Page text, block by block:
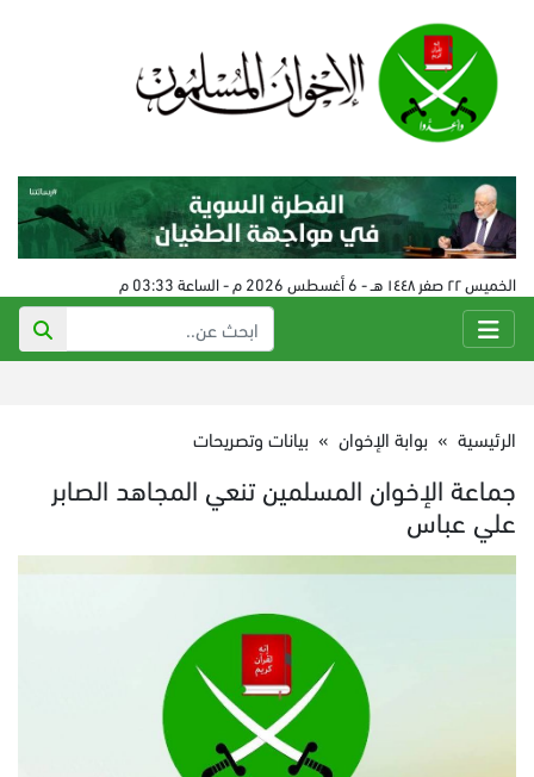
الخميس ٢٢ صفر ١٤٤٨ هـ - 6 أغسطس 2026 م - الساعة 03:33 م
الرئيسية » بوابة الإخوان » بيانات وتصريحات
جماعة الإخوان المسلمين تنعي المجاهد الصابر
علي عباس